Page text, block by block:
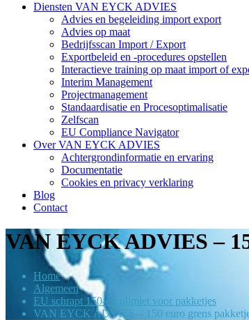
Diensten VAN EYCK ADVIES
Advies en begeleiding import export
Advies op maat
Bedrijfsscan Import / Export
Exportbeleid en -procedures opstellen
Interactieve training op maat import of
Interim Management
Projectmanagement
Standaardisatie en Procesoptimalisatie
Zelfscan
EU Compliance Navigator
Over VAN EYCK ADVIES
Achtergrondinformatie en ervaring
Documentatie
Cookies en privacy verklaring
Blog
Contact
VAN EYCK ADVIES –
Home
Algemeen
EU schrapt 150-eurolimiet voor pakketjes
VAN EYCK ADVIES – 150 euro grens